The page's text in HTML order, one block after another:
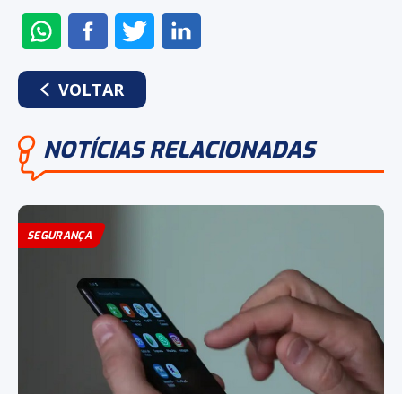
ENVIAR
NO
WHATSAPP
COMPARTILHAR
NO
FACEBOOK
COMPARTILHAR
NO
VOLTAR
NOTÍCIAS RELACIONADAS
SEGURANÇA